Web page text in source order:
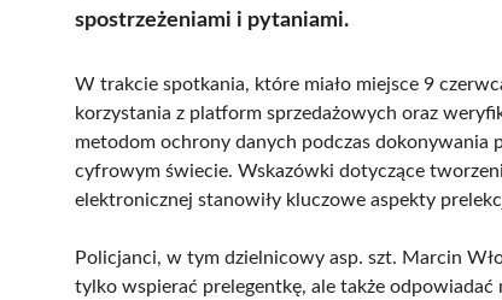
spostrzeżeniami i pytaniami.
W trakcie spotkania, które miało miejsce 9
korzystania z platform sprzedażowych oraz
metodom ochrony danych podczas dokonywania
cyfrowym świecie. Wskazówki dotyczące
elektronicznej stanowiły kluczowe aspekty
Policjanci, w tym dzielnicowy asp. szt. Marcin
tylko wspierać prelegentkę, ale także